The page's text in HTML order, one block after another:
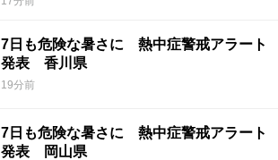
7日も危険な暑さに 熱中症警戒アラート
発表 香川県
19分前
7日も危険な暑さに 熱中症警戒アラート
発表 岡山県